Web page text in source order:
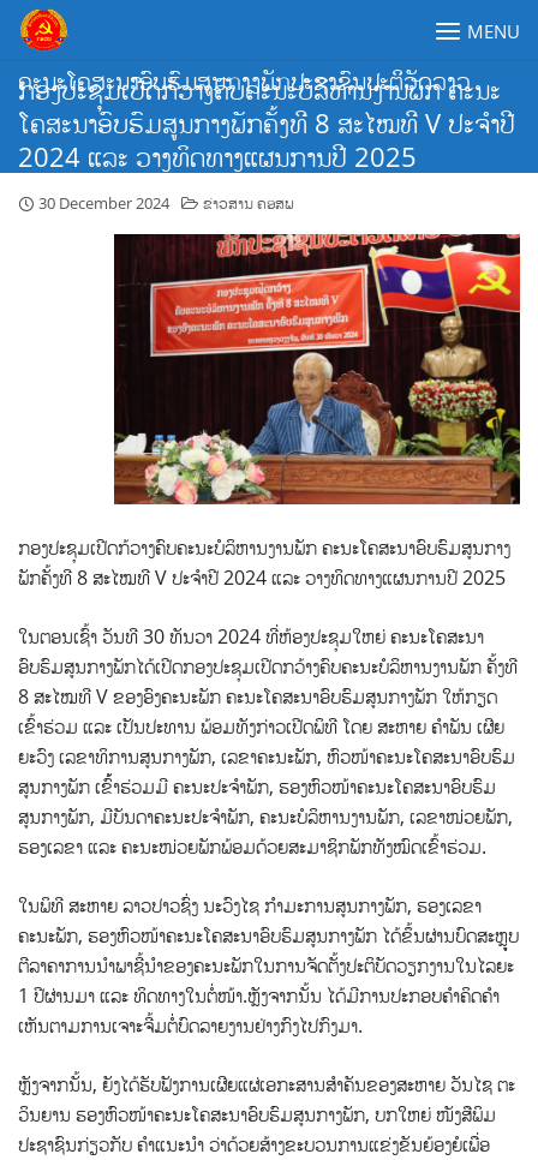
Skip
content
ຄະນະໂຄສະນາອົບຮົມສູນກາງພັກປະຊາຊົນປະຕິວັດລາວ
MENU
ກອງປະຊຸມເປີດກ້ວາງຄົບຄະນະບໍລິຫານງານພັກ ຄະນະ
ໂຄສະນາອົບຮົມສູນກາງພັກຄັ້ງທີ 8 ສະໄໝທີ V ປະຈຳປີ
2024 ແລະ ວາງທິດທາງແຜນການປີ 2025
30 December 2024 ຂ່າວສານ ຄອສພ
ກອງປະຊຸມເປີດກ້ວາງຄົບຄະນະບໍລິຫານງານພັກ ຄະນະໂຄສະນາອົບຮົມສູນກາງ
ພັກຄັ້ງທີ 8 ສະໄໝທີ V ປະຈຳປີ 2024 ແລະ ວາງທິດທາງແຜນການປີ 2025
ໃນຕອນເຊົ້າ ວັນທີ 30 ທັນວາ 2024 ທີ່ຫ້ອງປະຊຸມໃຫຍ່ ຄະນະໂຄສະນາ
ອົບຮົມສູນກາງພັກໄດ້ເປີດກອງປະຊຸມເປີດກວ້າງຄົບຄະນະບໍລິຫານງານພັກ ຄັ້ງທີ
8 ສະໄໝທີ V ຂອງອົງຄະນະພັກ ຄະນະໂຄສະນາອົບຮົມສູນກາງພັກ ໃຫ້ກຽດ
ເຂົ້າຮ່ວມ ແລະ ເປັນປະທານ ພ້ອມທັງກ່າວເປີດພິທີ ໂດຍ ສະຫາຍ ຄຳພັນ ເຜີຍ
ຍະວົງ ເລຂາທິການສູນກາງພັກ, ເລຂາຄະນະພັກ, ຫົວໜ້າຄະນະໂຄສະນາອົບຮົມ
ສູນກາງພັກ ເຂົ້້າຮ່ວມມີ ຄະນະປະຈໍາພັກ, ຮອງຫົວໜ້າຄະນະໂຄສະນາອົບຮົມ
ສູນກາງພັກ, ມີບັນດາຄະນະປະຈຳພັກ, ຄະນະບໍລິຫານງານພັກ, ເລຂາໜ່ວຍພັກ,
ຮອງເລຂາ ແລະ ຄະນະໜ່ວຍພັກພ້ອມດ້ວຍສະມາຊິກພັກທັງໝົດເຂົ້າຮ່ວມ.
ໃນພິທີ ສະຫາຍ ລາວປາວຊົ່ງ ນະວົງໄຊ ກຳມະການສູນກາງພັກ, ຮອງເລຂາ
ຄະນະພັກ, ຮອງຫົວໜ້າຄະນະໂຄສະນາອົບຮົມສູນກາງພັກ ໄດ້ຂຶ້ນຜ່ານບົດສະຫຼຸູບ
ຕີລາຄາການນຳພາຊີ້ນຳຂອງຄະນະພັກໃນການຈັດຕັ້ງປະຕິບັດວຽກງານໃນໄລຍະ
1 ປີຜ່ານມາ ແລະ ທິດທາງໃນຕໍ່ໜ້າ.ຫຼັງຈາກນັ້ນ ໄດ້ມີການປະກອບຄຳຄິດຄຳ
ເຫັນຕາມການເຈາະຈີ້ມຕໍ່ບົດລາຍງານຢ່າງກົງໄປກົງມາ.
ຫຼັງຈາກນັ້ນ, ຍັງໄດ້ຮັບຟັງການເຜີຍແຜ່ເອກະສານສຳຄັນຂອງສະຫາຍ ວັນໄຊ ຕະ
ວິນຍານ ຮອງຫົວໜ້າຄະນະໂຄສະນາອົບຮົມສູນກາງພັກ, ບກໃຫຍ່ ໜັງສືພິມ
ປະຊາຊົນກ່ຽວກັບ ຄຳແນະນຳ ວ່າດ້ວຍສ້າງຂະບວນການແຂ່ງຂັນຍ້ອງຍໍເພື່ອ